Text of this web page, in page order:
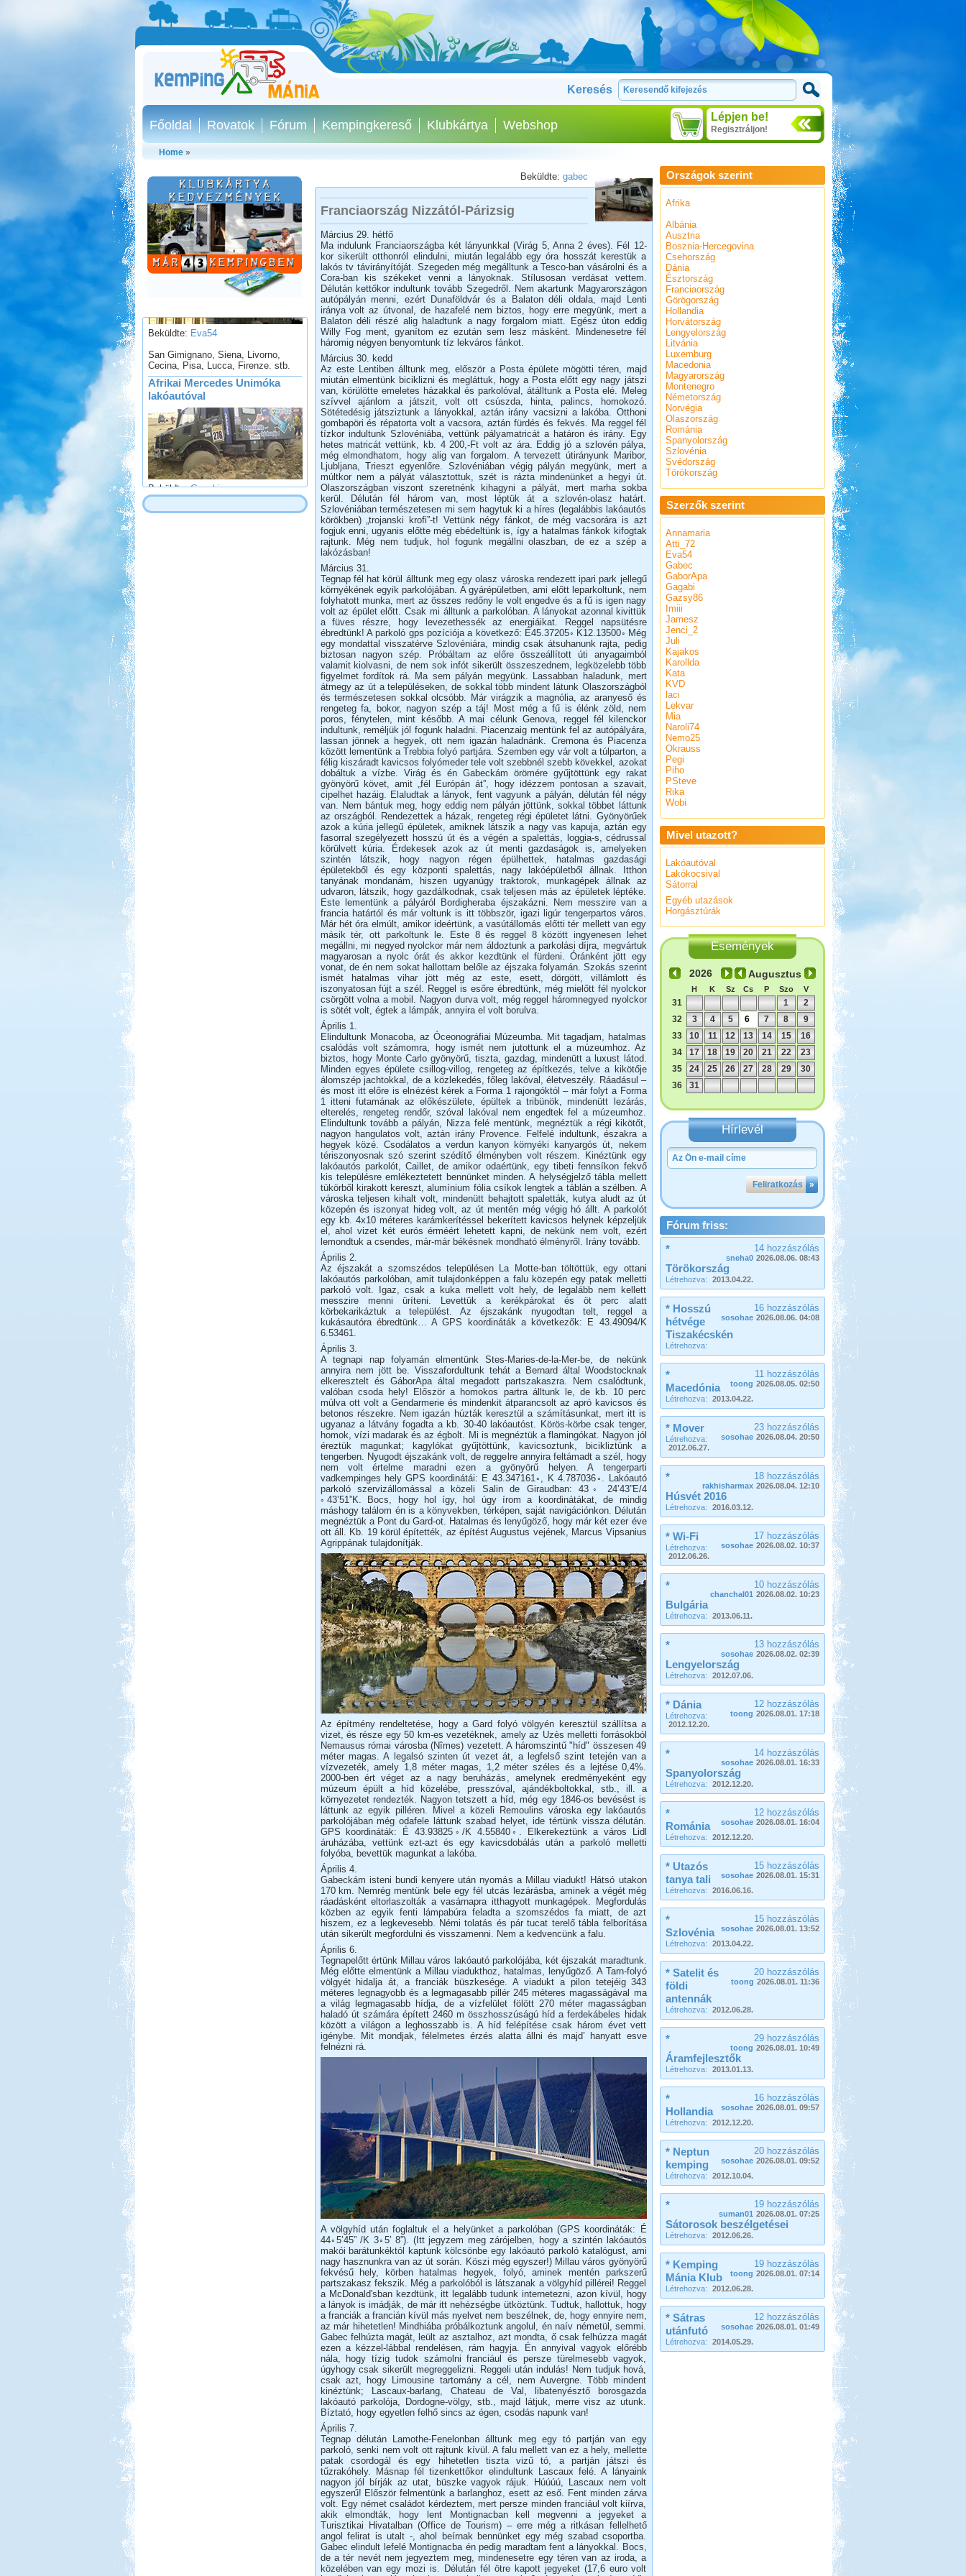
Keresés
Lépjen be!
Regisztráljon!
Főoldal Rovatok Fórum Kempingkereső Klubkártya Webshop
Home»
Toscana. Nagyvárosok.
San Gimignano, Siena, Livorno,
Afrikai Mercedes Unimóka
lakóautóval
Beküldte:
Gagabi
Életem legnagyobb autós kalandja
volt...
Marokkóban jártunk
Beküldte: gabec
Franciaország Nizzától-Párizsig
Március 29. hétfő
Ma indulunk Franciaországba két lányunkkal (Virág 5, Anna 2 éves). Fél 12-
kor sikerült otthonról elindulni, miután legalább egy óra hosszát kerestük a
lakós tv távirányítóját. Szegeden még megálltunk a Tesco-ban vásárolni és a
Cora-ban kis székeket venni a lányoknak. Stílusosan verdásat vettem.
Délután kettőkor indultunk tovább Szegedről. Nem akartunk Magyarországon
autópályán menni, ezért Dunaföldvár és a Balaton déli oldala, majd Lenti
iránya volt az útvonal, de hazafelé nem biztos, hogy erre megyünk, mert a
Balaton déli részé alig haladtunk a nagy forgalom miatt. Egész úton eddig
Willy Fog ment, gyanítom ez ezután sem lesz másként. Mindenesetre fél
háromig négyen benyomtunk tíz lekváros fánkot.
Március 30. kedd
Az este Lentiben álltunk meg, először a Posta épülete mögötti téren, majd
miután elmentünk biciklizni és megláttuk, hogy a Posta előtt egy nagy játszi
van, körülötte emeletes házakkal és parkolóval, átálltunk a Posta elé. Meleg
szívvel ajánlom a játszit, volt ott csúszda, hinta, palincs, homokozó.
Sötétedésig játsziztunk a lányokkal, aztán irány vacsizni a lakóba. Otthoni
gombapöri és répatorta volt a vacsora, aztán fürdés és fekvés. Ma reggel fél
tízkor indultunk Szlovéniába, vettünk pályamatricát a határon és irány. Egy
hetes matricát vettünk, kb. 4 200,-Ft volt az ára. Eddig jó a szlovén pálya,
még elmondhatom, hogy alig van forgalom. A tervezett útirányunk Maribor,
Ljubljana, Trieszt egyenlőre. Szlovéniában végig pályán megyünk, mert a
múltkor nem a pályát választottuk, szét is rázta mindenünket a hegyi út.
Olaszországban viszont szeretnénk kihagyni a pályát, mert marha sokba
kerül. Délután fél három van, most léptük át a szlovén-olasz határt.
Szlovéniában természetesen mi sem hagytuk ki a híres (legalábbis lakóautós
körökben) „trojanski krofi”-t! Vettünk négy fánkot, de még vacsorára is azt
fogjuk enni, ugyanis előtte még ebédeltünk is, így a hatalmas fánkok kifogtak
rajtunk. Még nem tudjuk, hol fogunk megállni olaszban, de ez a szép a
lakózásban!
Március 31.
Tegnap fél hat körül álltunk meg egy olasz városka rendezett ipari park jellegű
környékének egyik parkolójában. A gyárépületben, ami előtt leparkoltunk, nem
folyhatott munka, mert az összes redőny le volt engedve és a fű is igen nagy
volt az épület előtt. Csak mi álltunk a parkolóban. A lányokat azonnal kivittük
a füves részre, hogy levezethessék az energiáikat. Reggel napsütésre
ébredtünk! A parkoló gps pozíciója a következő: É45.37205◦ K12.13500◦ Még
egy mondattal visszatérve Szlovéniára, mindig csak átsuhanunk rajta, pedig
biztosan nagyon szép. Próbáltam az előre összeállított úti anyagaimból
valamit kiolvasni, de nem sok infót sikerült összeszednem, legközelebb több
figyelmet fordítok rá. Ma sem pályán megyünk. Lassabban haladunk, mert
átmegy az út a településeken, de sokkal több mindent látunk Olaszországból
és természetesen sokkal olcsóbb. Már virágzik a magnólia, az aranyeső és
rengeteg fa, bokor, nagyon szép a táj! Most még a fű is élénk zöld, nem
poros, fénytelen, mint később. A mai célunk Genova, reggel fél kilenckor
indultunk, reméljük jól fogunk haladni. Piacenzaig mentünk fel az autópályára,
lassan jönnek a hegyek, ott nem igazán haladnánk. Cremona és Piacenza
között lementünk a Trebbia folyó partjára. Szemben egy vár volt a túlparton, a
félig kiszáradt kavicsos folyómeder tele volt szebbnél szebb kövekkel, azokat
dobáltuk a vízbe. Virág és én Gabeckám örömére gyűjtöttünk egy rakat
gyönyörű követ, amit „fél Európán át”, hogy idézzem pontosan a szavait,
cipelhet hazáig. Elaludtak a lányok, fent vagyunk a pályán, délután fél négy
van. Nem bántuk meg, hogy eddig nem pályán jöttünk, sokkal többet láttunk
az országból. Rendezettek a házak, rengeteg régi épületet látni. Gyönyörűek
azok a kúria jellegű épületek, amiknek látszik a nagy vas kapuja, aztán egy
fasorral szegélyezett hosszú út és a végén a spalettás, loggia-s, cédrussal
körülvett kúria. Érdekesek azok az út menti gazdaságok is, amelyeken
szintén látszik, hogy nagyon régen épülhettek, hatalmas gazdasági
épületekből és egy központi spalettás, nagy lakóépületből állnak. Itthon
tanyának mondanám, hiszen ugyanúgy traktorok, munkagépek állnak az
udvaron, látszik, hogy gazdálkodnak, csak teljesen más az épületek léptéke.
Este lementünk a pályáról Bordigheraba éjszakázni. Nem messzire van a
francia határtól és már voltunk is itt többször, igazi ligúr tengerpartos város.
Már hét óra elmúlt, amikor ideértünk, a vasútállomás előtti tér mellett van egy
másik tér, ott parkoltunk le. Este 8 és reggel 8 között ingyenesen lehet
megállni, mi negyed nyolckor már nem áldoztunk a parkolási díjra, megvártuk
magyarosan a nyolc órát és akkor kezdtünk el fürdeni. Óránként jött egy
vonat, de én nem sokat hallottam belőle az éjszaka folyamán. Szokás szerint
ismét hatalmas vihar jött még az este, esett, dörgött, villámlott és
iszonyatosan fújt a szél. Reggel is esőre ébredtünk, még mielőtt fél nyolckor
csörgött volna a mobil. Nagyon durva volt, még reggel háromnegyed nyolckor
is sötét volt, égtek a lámpák, annyira el volt borulva.
Április 1.
Elindultunk Monacoba, az Óceonográfiai Múzeumba. Mit tagadjam, hatalmas
csalódás volt számomra, hogy ismét nem jutottunk el a múzeumhoz. Az
biztos, hogy Monte Carlo gyönyörű, tiszta, gazdag, mindenütt a luxust látod.
Minden egyes épülete csillog-villog, rengeteg az építkezés, telve a kikötője
álomszép jachtokkal, de a közlekedés, főleg lakóval, életveszély. Ráadásul –
és most itt előre is elnézést kérek a Forma 1 rajongóktól – már folyt a Forma
1 itteni futamának az előkészülete, épültek a tribünök, mindenütt lezárás,
elterelés, rengeteg rendőr, szóval lakóval nem engedtek fel a múzeumhoz.
Elindultunk tovább a pályán, Nizza felé mentünk, megnéztük a régi kikötőt,
nagyon hangulatos volt, aztán irány Provence. Felfelé indultunk, északra a
hegyek közé. Csodálatos a verdun kanyon környéki kanyargós út, nekem
tériszonyosnak szó szerint szédítő élményben volt részem. Kinéztünk egy
lakóautós parkolót, Caillet, de amikor odaértünk, egy tibeti fennsíkon fekvő
kis településre emlékeztetett bennünket minden. A helységjelző tábla mellett
tükörből kirakott kereszt, alumínium fólia csíkok lengtek a táblán a szélben. A
városka teljesen kihalt volt, mindenütt behajtott spaletták, kutya aludt az út
közepén és iszonyat hideg volt, az út mentén még végig hó állt. A parkolót
egy kb. 4x10 méteres karámkerítéssel bekerített kavicsos helynek képzeljük
el, ahol vizet két eurós érméért lehetett kapni, de nekünk nem volt, ezért
lemondtuk a csendes, már-már békésnek mondható élményről. Irány tovább.
Április 2.
Az éjszakát a szomszédos településen La Motte-ban töltöttük, egy ottani
lakóautós parkolóban, amit tulajdonképpen a falu közepén egy patak melletti
parkoló volt. Igaz, csak a kuka mellett volt hely, de legalább nem kellett
messzire menni üríteni. Levettük a kerékpárokat és öt perc alatt
körbekarikáztuk a települést. Az éjszakánk nyugodtan telt, reggel a
kukásautóra ébredtünk… A GPS koordináták a következők: E 43.49094/K
6.53461.
Április 3.
A tegnapi nap folyamán elmentünk Stes-Maries-de-la-Mer-be, de nekünk
annyira nem jött be. Visszafordultunk tehát a Bernard által Woodstocknak
elkeresztelt és GáborApa által megadott partszakaszra. Nem csalódtunk,
valóban csoda hely! Először a homokos partra álltunk le, de kb. 10 perc
múlva ott volt a Gendarmerie és mindenkit átparancsolt az apró kavicsos és
betonos részekre. Nem igazán húzták keresztül a számításunkat, mert itt is
ugyanaz a látvány fogadta a kb. 30-40 lakóautóst. Körös-körbe csak tenger,
homok, vízi madarak és az égbolt. Mi is megnéztük a flamingókat. Nagyon jól
éreztük magunkat; kagylókat gyűjtöttünk, kavicsoztunk, bicikliztünk a
tengerben. Nyugodt éjszakánk volt, de reggelre annyira feltámadt a szél, hogy
nem volt értelme maradni ezen a gyönyörű helyen. A tengerparti
vadkempinges hely GPS koordinátái: E 43.347161◦, K 4.787036◦. Lakóautó
parkoló szervizállomással a közeli Salin de Giraudban: 43◦ 24’43”E/4
◦43’51”K. Bocs, hogy hol így, hol úgy írom a koordinátákat, de mindig
máshogy találom én is a könyvekben, térképen, saját navigációnkon. Délután
megnéztük a Pont du Gard-ot. Hatalmas és lenyűgöző, hogy már két ezer éve
ott áll. Kb. 19 körül építették, az építést Augustus vejének, Marcus Vipsanius
Agrippának tulajdonítják.
Az építmény rendeltetése, hogy a Gard folyó völgyén keresztül szállítsa a
vizet, és része egy 50 km-es vezetéknek, amely az Uzès melletti forrásokból
Nemausus római városba (Nîmes) vezetett. A háromszintű "híd" összesen 49
méter magas. A legalsó szinten út vezet át, a legfelső szint tetején van a
vízvezeték, amely 1,8 méter magas, 1,2 méter széles és a lejtése 0,4%.
2000-ben ért véget az a nagy beruházás, amelynek eredményeként egy
múzeum épült a híd közelébe, presszóval, ajándékboltokkal, stb., ill. a
környezetet rendezték. Nagyon tetszett a híd, még egy 1846-os bevésést is
láttunk az egyik pilléren. Mivel a közeli Remoulins városka egy lakóautós
parkolójában még odafele láttunk szabad helyet, ide tértünk vissza délután.
GPS koordináták: É 43.93825◦/K 4.55840◦. Elkerekeztünk a város Lidl
áruházába, vettünk ezt-azt és egy kavicsdobálás után a parkoló melletti
folyóba, bevettük magunkat a lakóba.
Április 4.
Gabeckám isteni bundi kenyere után nyomás a Millau viadukt! Hátsó utakon
170 km. Nemrég mentünk bele egy fél utcás lezárásba, aminek a végét még
ráadásként eltorlaszolták a vasárnapra itthagyott munkagépek. Megfordulás
közben az egyik fenti lámpabúra feladta a szomszédos fa miatt, de azt
hiszem, ez a legkevesebb. Némi tolatás és pár tucat terelő tábla felborítása
után sikerült megfordulni és visszamenni. Nem a kedvencünk a falu.
Április 6.
Tegnapelőtt értünk Millau város lakóautó parkolójába, két éjszakát maradtunk.
Még előtte elmentünk a Millau viadukthoz, hatalmas, lenyűgöző. A Tarn-folyó
völgyét hidalja át, a franciák büszkesége. A viadukt a pilon tetejéig 343
méteres legnagyobb és a legmagasabb pillér 245 méteres magasságával ma
a világ legmagasabb hídja, de a vízfelület fölött 270 méter magasságban
haladó út számára épített 2460 m összhosszúságú híd a ferdekábeles hidak
között a világon a leghosszabb is. A híd felépítése csak három évet vett
igénybe. Mit mondjak, félelmetes érzés alatta állni és majd’ hanyatt esve
felnézni rá.
A völgyhíd után foglaltuk el a helyünket a parkolóban (GPS koordináták: É
44◦5’45” /K 3◦5’ 8”). (Itt jegyzem meg zárójelben, hogy a szintén lakóautós
makói barátunkéktól kaptunk kölcsönbe egy lakóautó parkoló katalógust, ami
nagy hasznunkra van az út során. Köszi még egyszer!) Millau város gyönyörű
fekvésű hely, körben hatalmas hegyek, folyó, aminek mentén parkszerű
partszakasz fekszik. Még a parkolóból is látszanak a völgyhíd pillérei! Reggel
a McDonald'sban kezdtünk, itt legalább tudunk internetezni, azon kívül, hogy
a lányok is imádják, de már itt nehézségbe ütköztünk. Tudtuk, hallottuk, hogy
a franciák a francián kívül más nyelvet nem beszélnek, de, hogy ennyire nem,
az már hihetetlen! Mindhiába próbálkoztunk angolul, én naív németül, semmi.
Gabec felhúzta magát, leült az asztalhoz, azt mondta, ő csak felhúzza magát
ezen a kézzel-lábbal rendelésen, rám hagyja. Én annyival vagyok előrébb
nála, hogy tízig tudok számolni franciául és persze türelmesebb vagyok,
úgyhogy csak sikerült megreggelizni. Reggeli után indulás! Nem tudjuk hová,
csak azt, hogy Limousine tartomány a cél, nem Auvergne. Több mindent
kinéztünk; Lascaux-barlang, Chateau de Val, libatenyésztő borosgazda
lakóautó parkolója, Dordogne-völgy, stb., majd látjuk, merre visz az utunk.
Bíztató, hogy egyetlen felhő sincs az égen, csodás napunk van!
Április 7.
Tegnap délután Lamothe-Fenelonban álltunk meg egy tó partján van egy
parkoló, senki nem volt ott rajtunk kívül. A falu mellett van ez a hely, mellette
patak csordogál és egy hihetetlen tiszta vizű tó, a partján játszi és
tűzrakóhely. Másnap fél tizenkettőkor elindultunk Lascaux felé. A lányaink
nagyon jól bírják az utat, büszke vagyok rájuk. Húúúú, Lascaux nem volt
egyszerű! Először felmentünk a barlanghoz, esett az eső. Fent minden zárva
volt. Egy német családot kérdeztem, mert persze minden franciául volt kiírva,
akik elmondták, hogy lent Montignacban kell megvenni a jegyeket a
Turisztikai Hivatalban (Office de Tourism) – erre még a ritkásan fellelhető
angol felirat is utalt -, ahol beírnak bennünket egy még szabad csoportba.
Gabec elindult lefelé Montignacba én pedig maradtam fent a lányokkal. Bocs,
de a tér nevét nem jegyeztem meg, mindenesetre egy téren van az iroda, a
közelében van egy mozi is. Délután fél ötre kapott jegyeket (17,6 euro volt
Országok szerint
Afrika
Albánia
Ausztria
Bosznia-Hercegovina
Csehország
Dánia
Észtország
Franciaország
Görögország
Hollandia
Horvátország
Lengyelország
Litvánia
Luxemburg
Macedonia
Magyarország
Montenegro
Németország
Norvégia
Olaszország
Románia
Spanyolország
Szlovénia
Svédország
Törökország
Szerzők szerint
Annamaria
Atti_72
Eva54
Gabec
GaborApa
Gagabi
Gazsy86
Imiii
Jamesz
Jenci_2
Juli
Kajakos
Karollda
Kata
KVD
laci
Lekvar
Mia
Naroli74
Nemo25
Okrauss
Pegi
Piho
PSteve
Rika
Wobi
Mivel utazott?
Lakóautóval
Lakókocsival
Sátorral
Egyéb utazások
Horgásztúrák
Események
Augusztus
H K Sz Cs P Szo V
31 1
2
32
3 4 5 6 7 8
9
33
10 11 12 13 14 15
16
34
17 18 19 20 21 22
23
35
24 25 26 27 28 29
30
36
31
Hírlevél
Feliratkozás »
Fórum friss:
14 hozzászólás
sneha0 2026.08.06. 08:43
*
Törökország
Létrehozva: 2013.04.22.
16 hozzászólás
sosohae 2026.08.06. 04:08
* Hosszú
hétvége
Tiszakécskén
Létrehozva:
11 hozzászólás
toong 2026.08.05. 02:50
*
Macedónia
Létrehozva: 2013.04.22.
23 hozzászólás
sosohae 2026.08.04. 20:50
* Mover
Létrehozva:
2012.06.27.
18 hozzászólás
rakhisharmax 2026.08.04. 12:10
*
Húsvét 2016
Létrehozva: 2016.03.12.
17 hozzászólás
sosohae 2026.08.02. 10:37
* Wi-Fi
Létrehozva:
2012.06.26.
10 hozzászólás
chanchal01 2026.08.02. 10:23
*
Bulgária
Létrehozva: 2013.06.11.
13 hozzászólás
sosohae 2026.08.02. 02:39
*
Lengyelország
Létrehozva: 2012.07.06.
12 hozzászólás
toong 2026.08.01. 17:18
* Dánia
Létrehozva:
2012.12.20.
14 hozzászólás
sosohae 2026.08.01. 16:33
*
Spanyolország
Létrehozva: 2012.12.20.
12 hozzászólás
sosohae 2026.08.01. 16:04
*
Románia
Létrehozva: 2012.12.20.
15 hozzászólás
sosohae 2026.08.01. 15:31
* Utazós
tanya tali
Létrehozva: 2016.06.16.
15 hozzászólás
sosohae 2026.08.01. 13:52
*
Szlovénia
Létrehozva: 2013.04.22.
20 hozzászólás
toong 2026.08.01. 11:36
* Satelit és
földi
antennák
Létrehozva: 2012.06.28.
29 hozzászólás
toong 2026.08.01. 10:49
*
Áramfejlesztők
Létrehozva: 2013.01.13.
16 hozzászólás
sosohae 2026.08.01. 09:57
*
Hollandia
Létrehozva: 2012.12.20.
20 hozzászólás
sosohae 2026.08.01. 09:52
* Neptun
kemping
Létrehozva: 2012.10.04.
19 hozzászólás
suman01 2026.08.01. 07:25
*
Sátorosok beszélgetései
Létrehozva: 2012.06.26.
19 hozzászólás
toong 2026.08.01. 07:14
* Kemping
Mánia Klub
Létrehozva: 2012.06.28.
12 hozzászólás
sosohae 2026.08.01. 01:49
* Sátras
utánfutó
Létrehozva: 2014.05.29.